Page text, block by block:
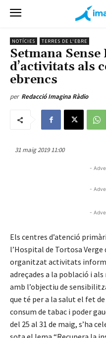
NOTÍCIES TERRES DE L'EBRE
Setmana
d’activitats als
ebrencs
per Redacció Imagina Ràdio
31 maig 2019 11:00
-
-
-
Els centres d’atenció
l’Hospital de Tortosa Verge
organitzat activitats
adreçades a la població i
amb l’objectiu de
que té per a la salut el fet
consum de tabac i poder
del 25 al 31 de maig, s’ha